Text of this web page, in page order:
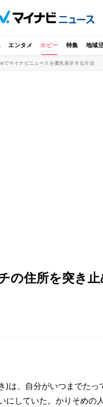
エンタメ ホビー 特集 地域
でマイナビニュースを優先表示する方法
の住所を突き止
)は、自分がいつまでたっ
にしていた。かりそめの